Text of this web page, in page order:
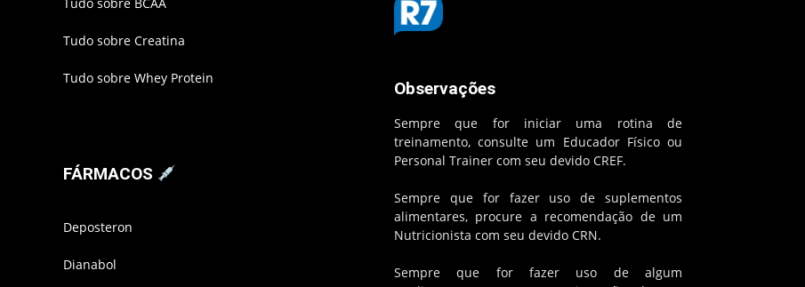
Tudo sobre Creatina
Tudo sobre Whey Protein
FÁRMACOS
Deposteron
Dianabol
Observações
Sempre que for iniciar uma rotina de
treinamento, consulte um Educador Físico ou
Personal Trainer com seu devido CREF.
Sempre que for fazer uso de suplementos
alimentares, procure a recomendação de um
Nutricionista com seu devido CRN.
Sempre que for fazer uso de algum